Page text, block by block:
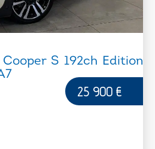
Cooper S 192ch Edition
25 900 €